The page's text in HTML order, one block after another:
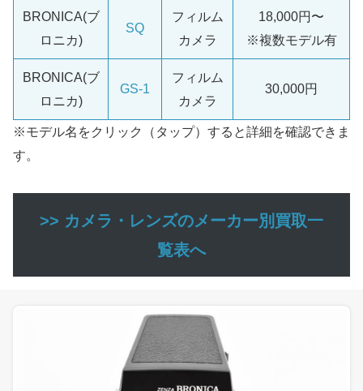
BRONICA(ブ
ロニカ)
SQ
フィルム
カメラ
18,000円〜
※複数モデル有
BRONICA(ブ
ロニカ)
GS-1
フィルム
カメラ
30,000円
※モデル名をクリック（タップ）すると詳細を確認できま
す。
>> カメラ・レンズのメーカー別買取一
覧表へ